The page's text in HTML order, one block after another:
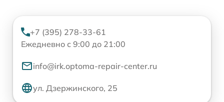
+7 (395) 278-33-61
Ежедневно с 9:00 до 21:00
info@irk.optoma-repair-center.ru
ул. Дзержинского, 25